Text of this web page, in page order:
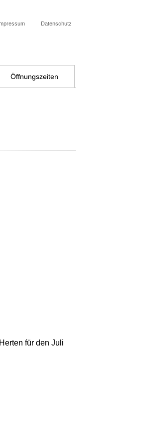
Datenschutz
Öffnungszeiten
für den Juli